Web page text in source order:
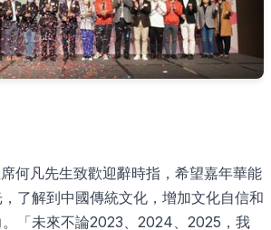
凡先生致歡迎辭時指，希望嘉年華能
了解到中國傳統文化，增加文化自信和
「未來不論2023、2024、2025，我